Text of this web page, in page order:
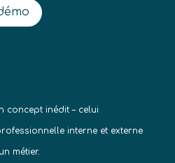
concept inédit – celui
interne et externe
métier.